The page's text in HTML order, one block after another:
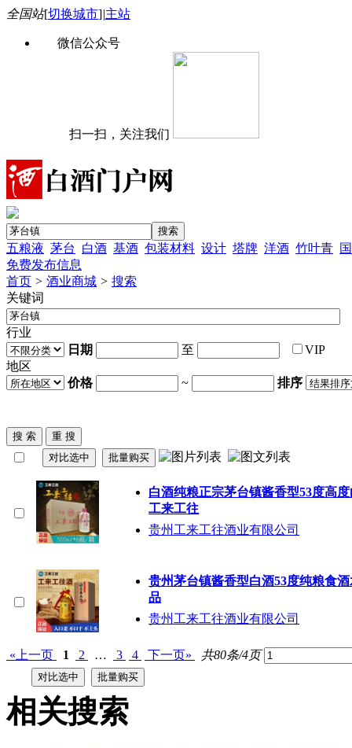
全国站[切换城市]|主站
微信公众号
扫一扫，关注我们
五粮液 茅台 白酒 基酒 包装材料 设计 塔牌 洋酒 竹叶青
免费发布信息
首页 > 酒业商城 > 搜索
关键词
行业
日期
至
VIP
地区
价格
~ 排序
白酒纯粮正宗茅台镇酱香型53度高
工来工往
贵州工来工往酒业有限公司
贵州茅台镇酱香型白酒53度纯粮食
品
贵州工来工往酒业有限公司
«上一页 1 2 … 3 4 下一页» 共80条/4页
相关搜索